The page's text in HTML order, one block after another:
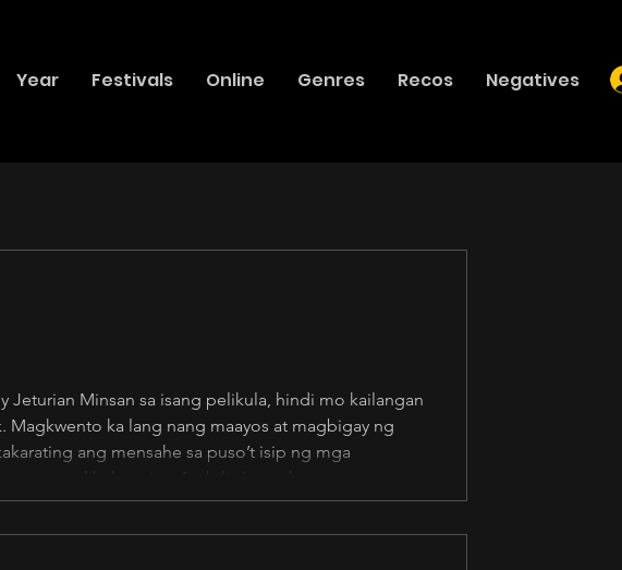
Year Festivals Online Genres Recos Negatives
Jeturian Minsan sa isang pelikula, hindi mo kailangan
ka lang nang maayos at magbigay ng
ang mensahe sa puso’t isip ng mga
ng pelikulang ito. Ambilis husgahan ng mga
Ngunit hindi kayang manghusga ng
ang nangy